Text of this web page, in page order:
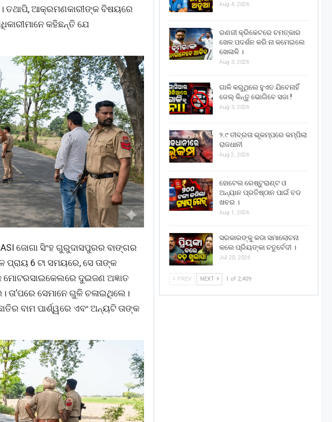
ତଥାପି, ଆକ୍ରମଣକାରୀଙ୍କ ବିଷୟରେ
କହିଛନ୍ତି ଯେ
ଜୋଗା ସିଂହ ଗୁରୁଦାସପୁରର ବାଙ୍ଗର
6 ଟା ସମୟରେ, ସେ ତାଙ୍କ
ଦୁଇଜଣ ଅଜ୍ଞାତ
ସେମାନେ ଗୁଳି ଚଳାଇଥିଲେ।
ବାମ ପାର୍ଶ୍ୱରେ ଏବଂ ଅନ୍ୟଟି ତାଙ୍କ
Aug 4, 2026
ରଣଜୀ କ୍ରିକେଟରେ ଚମତ୍କାର
ଖେଳ ପଦର୍ଶନ କରି ନା କମେଇଲେ
ଖେଳାଳି ।
Aug 3, 2026
ଗାଳି କରୁଥିଲେ ହୁଏତ ଯିବେନାହିଁ
ଜେଲ୍ କିନ୍ତୁ ଭୋଗିବେ ସଜା !
Aug 3, 2026
୨.୯ ତୀବ୍ରତା ଭୂକମ୍ପରେ କମ୍ପିଲା
ରାଜଧାନୀ
Aug 2, 2026
ହୋଟେଲ ରେଷ୍ଟୁରାଣ୍ଟ ଓ
ଅନ୍ୟାନ ପ୍ରତିଷ୍ଠାନ ପାଇଁ ବଡ
ଖବର ।
Aug 1, 2026
ସରକାରଙ୍କୁ କଡା ସମାଲୋଚନା
କଲେ ପ୍ରିୟଙ୍କା ଚତୁର୍ବେଦୀ ।
Jul 20, 2026
PREV NEXT 1 of 2,409